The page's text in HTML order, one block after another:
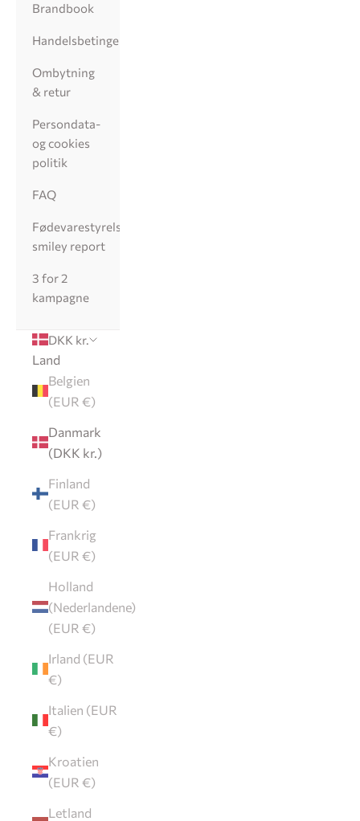
Brandbook
Handelsbetingelser
Ombytning
& retur
Persondata-
og cookies
politik
FAQ
Fødevarestyrelsens
smiley report
3 for 2
kampagne
DKK kr.
Land
Belgien
(EUR €)
Danmark
(DKK kr.)
Finland
(EUR €)
Frankrig
(EUR €)
Holland
(Nederlandene)
(EUR €)
Irland (EUR
€)
Italien (EUR
€)
Kroatien
(EUR €)
Letland